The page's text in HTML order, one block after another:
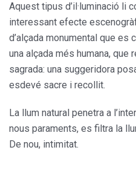
Aquest tipus d’il·luminació li
interessant efecte
d’alçada monumental que es
una alçada més humana, que
sagrada: una suggeridora
esdevé sacre i recollit.
La llum natural penetra a
nous paraments, es filtra la
De nou, intimitat.